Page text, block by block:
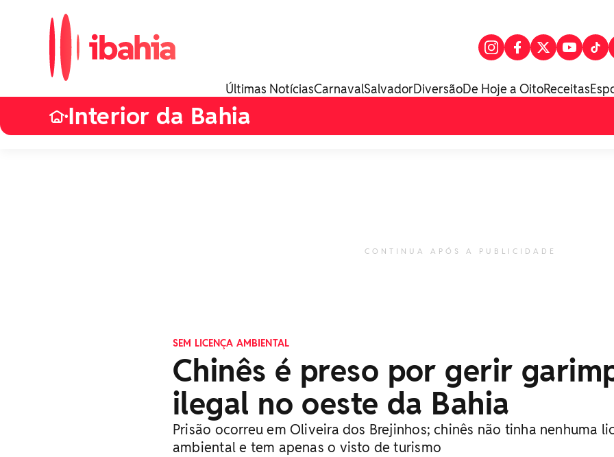
Últimas NotíciasCarnavalSalvadorDiversãoDe Hoje a OitoReceitas
•Interior da Bahia
CONTINUA APÓS A PUBLICIDADE
SEM LICENÇA AMBIENTAL
Chinês é preso por gerir
ilegal no oeste da Bahia
Prisão ocorreu em Oliveira dos Brejinhos; chinês não tinha nenhuma
ambiental e tem apenas o visto de turismo